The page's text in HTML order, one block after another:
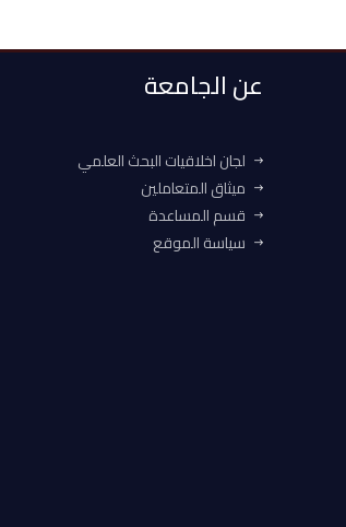
عن الجامعة
لجان اخلاقيات البحث العلمي
ميثاق المتعاملين
قسم المساعدة
سياسة الموقع